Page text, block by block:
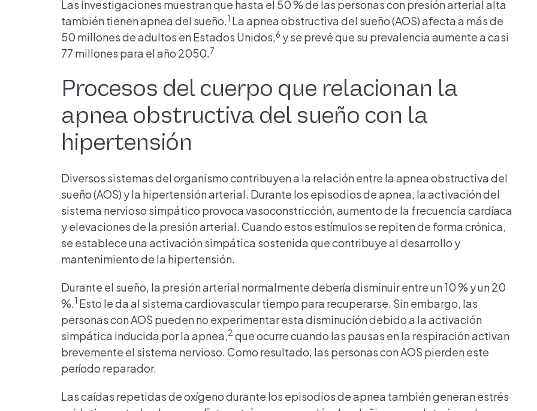
Las investigaciones muestran que hasta el 50 % de las personas con presión arterial alta
también tienen apnea del sueño.1 La apnea obstructiva del sueño (AOS) afecta a más de
50 millones de adultos en Estados Unidos,6 y se prevé que su prevalencia aumente a casi
77 millones para el año 2050.7
Procesos del cuerpo que relacionan la
apnea obstructiva del sueño con la
hipertensión
Diversos sistemas del organismo contribuyen a la relación entre la apnea obstructiva del
sueño (AOS) y la hipertensión arterial. Durante los episodios de apnea, la activación del
sistema nervioso simpático provoca vasoconstricción, aumento de la frecuencia cardíaca
y elevaciones de la presión arterial. Cuando estos estímulos se repiten de forma crónica,
se establece una activación simpática sostenida que contribuye al desarrollo y
mantenimiento de la hipertensión.
Durante el sueño, la presión arterial normalmente debería disminuir entre un 10 % y un 20
%.1 Esto le da al sistema cardiovascular tiempo para recuperarse. Sin embargo, las
personas con AOS pueden no experimentar esta disminución debido a la activación
simpática inducida por la apnea,2 que ocurre cuando las pausas en la respiración activan
brevemente el sistema nervioso. Como resultado, las personas con AOS pierden este
período reparador.
Las caídas repetidas de oxígeno durante los episodios de apnea también generan estrés